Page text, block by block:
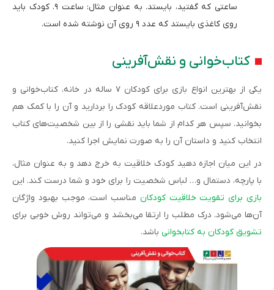
ساعتی که گفتید، بایستد. به عنوان مثال: ساعت ۹. کودک باید
روی کاغذی بایستد که عدد ۹ روی آن نوشته شده است.
کتاب‌خوانی و نقش‌آفرینی
یکی از بهترین انواع بازی برای کودکان ۷ ساله در خانه، کتاب‌خوانی و
نقش‌آفرینی است. کتاب موردعلاقه کودک را بردارید و آن را با کمک هم
بخوانید. سپس هر کدام از شما باید نقشی را از بین شخصیت‌های کتاب
انتخاب کنید و داستان آن را به صورت نمایش اجرا کنید.
در این میان اجازه دهید کودک خلاقیت به خرج دهد و به عنوان مثال،
با پارچه، دستمال و… لباس شخصیت را برای خود و شما درست کند. این
بازی برای تقویت خلاقیت کودکان مناسب است، موجب بهبود واژگان
آن‌ها می‌شود. درک مطلب را ارتقا می‌بخشد و می‌تواند روش خوبی برای
تشویق کودکان به کتابخوانی باشد.